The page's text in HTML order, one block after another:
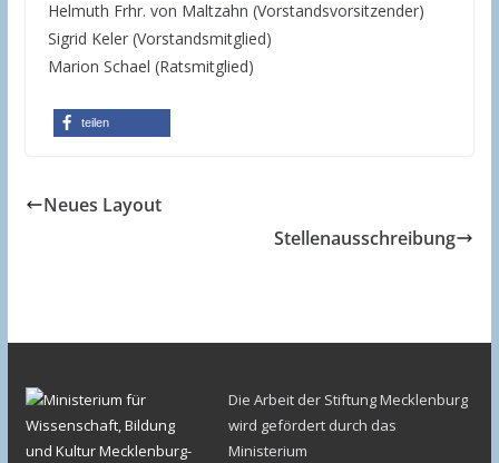
Helmuth Frhr. von Maltzahn (Vorstandsvorsitzender)
Sigrid Keler (Vorstandsmitglied)
Marion Schael (Ratsmitglied)
teilen
Neues Layout
Stellenausschreibung
Die Arbeit der Stiftung Mecklenburg
wird gefördert durch das
Ministerium